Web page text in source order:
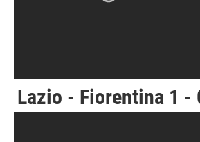
Lazio - Fiorentina 1 -